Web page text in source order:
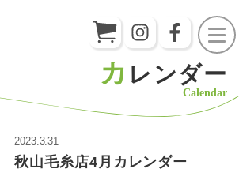
カ レンダー
Calendar
2023.3.31
秋山毛糸店4月カレンダー